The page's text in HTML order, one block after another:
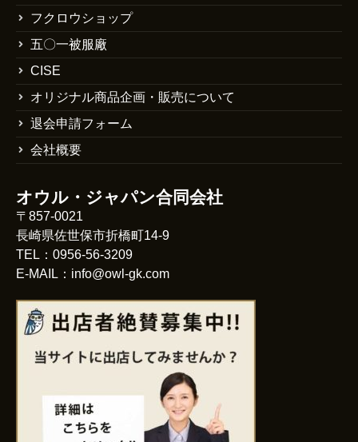
フクロウショップ
五〇一被服廠
CISE
オリジナル商品企画・販売について
退会申請フォーム
会社概要
オウル・ジャパン合同会社
〒857-0021
長崎県佐世保市折橋町14-9
TEL：0956-56-3209
E-MAIL：info@owl-gk.com